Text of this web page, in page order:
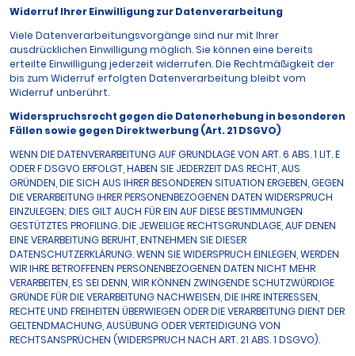
Widerruf Ihrer Einwilligung zur Datenverarbeitung
Viele Datenverarbeitungsvorgänge sind nur mit Ihrer
ausdrücklichen Einwilligung möglich. Sie können eine bereits
erteilte Einwilligung jederzeit widerrufen. Die Rechtmäßigkeit der
bis zum Widerruf erfolgten Datenverarbeitung bleibt vom
Widerruf unberührt.
Widerspruchsrecht gegen die Datenerhebung in besonderen
Fällen sowie gegen Direktwerbung (Art. 21 DSGVO)
WENN DIE DATENVERARBEITUNG AUF GRUNDLAGE VON ART. 6 ABS. 1 LIT. E
ODER F DSGVO ERFOLGT, HABEN SIE JEDERZEIT DAS RECHT, AUS
GRÜNDEN, DIE SICH AUS IHRER BESONDEREN SITUATION ERGEBEN, GEGEN
DIE VERARBEITUNG IHRER PERSONENBEZOGENEN DATEN WIDERSPRUCH
EINZULEGEN; DIES GILT AUCH FÜR EIN AUF DIESE BESTIMMUNGEN
GESTÜTZTES PROFILING. DIE JEWEILIGE RECHTSGRUNDLAGE, AUF DENEN
EINE VERARBEITUNG BERUHT, ENTNEHMEN SIE DIESER
DATENSCHUTZERKLÄRUNG. WENN SIE WIDERSPRUCH EINLEGEN, WERDEN
WIR IHRE BETROFFENEN PERSONENBEZOGENEN DATEN NICHT MEHR
VERARBEITEN, ES SEI DENN, WIR KÖNNEN ZWINGENDE SCHUTZWÜRDIGE
GRÜNDE FÜR DIE VERARBEITUNG NACHWEISEN, DIE IHRE INTERESSEN,
RECHTE UND FREIHEITEN ÜBERWIEGEN ODER DIE VERARBEITUNG DIENT DER
GELTENDMACHUNG, AUSÜBUNG ODER VERTEIDIGUNG VON
RECHTSANSPRÜCHEN (WIDERSPRUCH NACH ART. 21 ABS. 1 DSGVO).